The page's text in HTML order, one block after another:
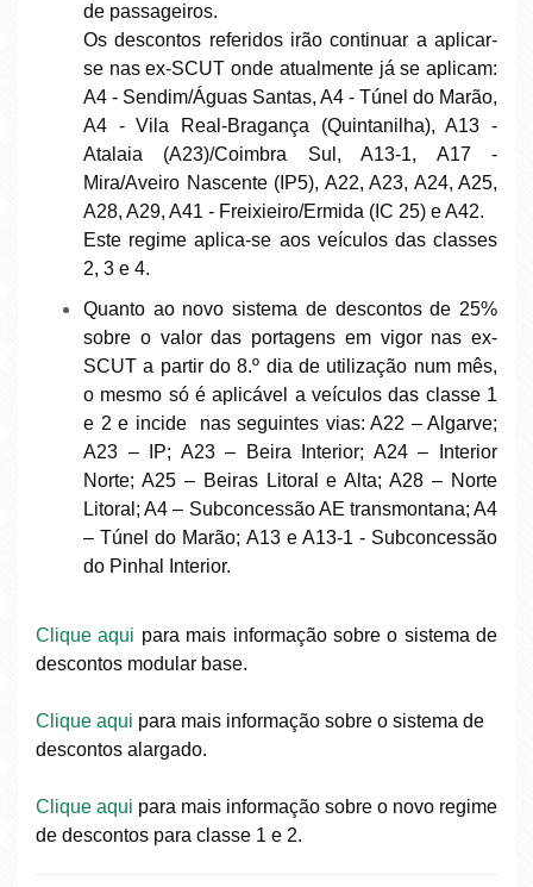
de passageiros.
Os descontos referidos irão continuar a aplicar-
se nas ex-SCUT onde atualmente já se aplicam:
A4 - Sendim/Águas Santas, A4 - Túnel do Marão,
A4 - Vila Real-Bragança (Quintanilha), A13 -
Atalaia (A23)/Coimbra Sul, A13-1, A17 -
Mira/Aveiro Nascente (IP5), A22, A23, A24, A25,
A28, A29, A41 - Freixieiro/Ermida (IC 25) e A42.
Este regime aplica-se aos veículos das classes
2, 3 e 4.
Quanto ao novo sistema de descontos de 25%
sobre o valor das portagens em vigor nas ex-
SCUT a partir do 8.º dia de utilização num mês,
o mesmo só é aplicável a veículos das classe 1
e 2 e incide nas seguintes vias: A22 – Algarve;
A23 – IP; A23 – Beira Interior; A24 – Interior
Norte; A25 – Beiras Litoral e Alta; A28 – Norte
Litoral; A4 – Subconcessão AE transmontana; A4
– Túnel do Marão; A13 e A13-1 - Subconcessão
do Pinhal Interior.
Clique aqui para mais informação sobre o sistema de
descontos modular base.
Clique aqui para mais informação sobre o sistema de
descontos alargado.
Clique aqui para mais informação sobre o novo regime
de descontos para classe 1 e 2.